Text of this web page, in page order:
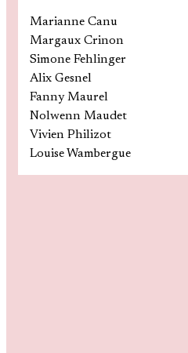
Marianne Canu
Margaux Crinon
Simone Fehlinger
Alix Gesnel
Fanny Maurel
Nolwenn Maudet
Vivien Philizot
Louise Wambergue